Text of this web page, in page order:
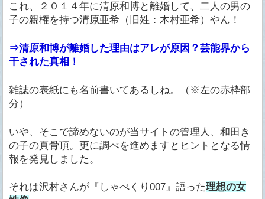
これ、２０１４年に清原和博と離婚して、二人の男の
子の親権を持つ清原亜希（旧姓：木村亜希）やん！
⇒清原和博が離婚した理由はアレが原因？芸能界から
干された真相！
雑誌の表紙にも名前書いてあるしね。（※左の赤枠部
分）
いや、そこで諦めないのが当サイトの管理人、和田き
の子の真骨頂。更に調べを進めますとヒントとなる情
報を発見しました。
それは沢村さんが『しゃべくり007』語った理想の女